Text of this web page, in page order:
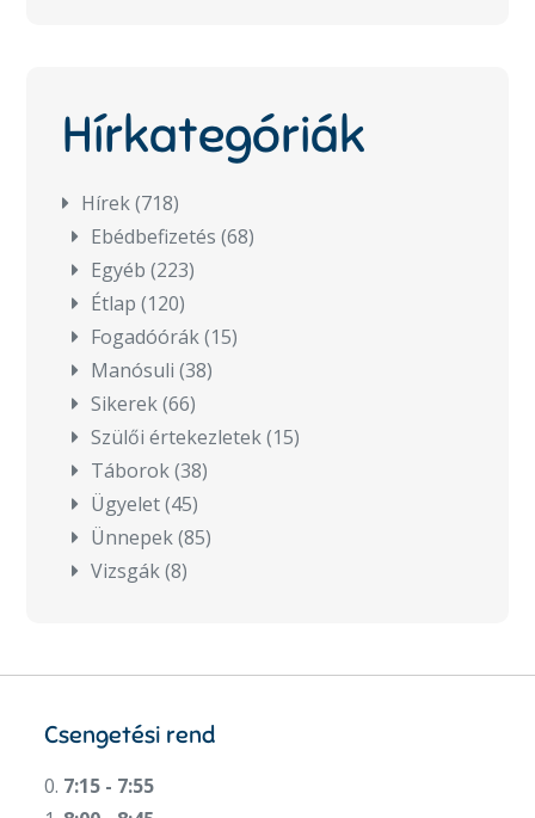
Hírkategóriák
Hírek(718)
Ebédbefizetés (68)
Egyéb (223)
Étlap (120)
Fogadóórák(15)
Manósuli (38)
Sikerek(66)
Szülői értekezletek(15)
Táborok(38)
Ügyelet(45)
Ünnepek(85)
Vizsgák(8)
Csengetési rend
0. 7:15 - 7:55